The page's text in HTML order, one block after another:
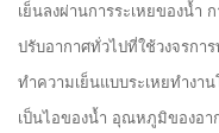
เย็นลงผ่านการระเหยของน้ำ
ปรับอากาศทั่วไปที่ใช้วงจรกา
ทำความเย็นแบบระเหยทำงา
เป็นไอของน้ำ อุณหภูมิของอา